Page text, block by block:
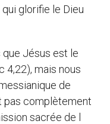
glorifie le Dieu
que Jésus est le
4,22), mais nous
de
pas complètement
sacrée de l